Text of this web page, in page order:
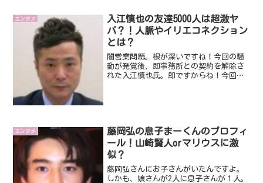
エンタメ
入江慎也の友達5000人は超激ヤ
バ？！人脈やイリエコネクション
とは？
闇営業問題。根が深いですね！今回の騒
動が発覚後、即事務所との契約を解除さ
れた入江慎也氏。即ですからね！今回の
エンタメ
藤岡弘の息子まーくんのプロフィ
ール！山崎賢人orマリウスに激
似？
藤岡弘さんにお子さんがいたんですよ。
しかも、娘さんが2人に息子さんが１人。